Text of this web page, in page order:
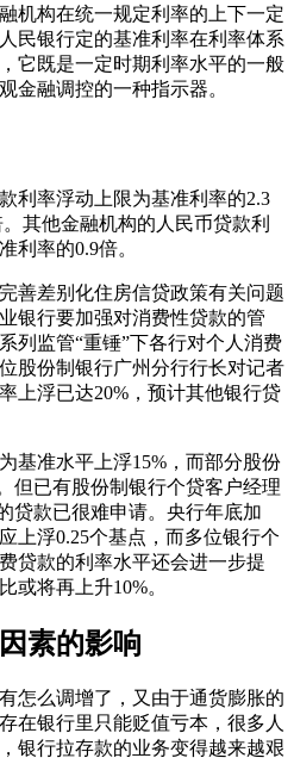
机构在统一规定利率的上下一定
民银行定的基准利率在利率体系
它既是一定时期利率水平的一般
金融调控的一种指示器。
利率浮动上限为基准利率的2.3
其他金融机构的人民币贷款利
利率的0.9倍。
善差别化住房信贷政策有关问题
银行要加强对消费性贷款的管
列监管“重锤”下各行对个人消费
股份制银行广州分行行长对记者
上浮已达20%，预计其他银行贷
基准水平上浮15%，而部分股份
但已有股份制银行个贷客户经理
贷款已很难申请。央行年底加
上浮0.25个基点，而多位银行个
贷款的利率水平还会进一步提
或将再上升10%。
素的影响
怎么调增了，又由于通货膨胀的
在银行里只能贬值亏本，很多人
银行拉存款的业务变得越来越艰